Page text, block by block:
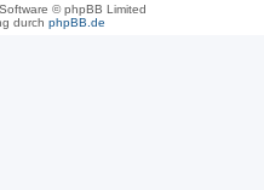
© phpBB Limited
durch phpBB.de